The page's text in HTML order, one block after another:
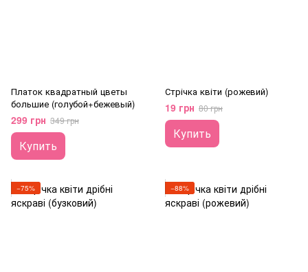
Платок квадратный цветы
большие (голубой+бежевый)
299 грн 349 грн
Купить
Стрічка квіти (рожевий)
19 грн 80 грн
Купить
−75% −88%